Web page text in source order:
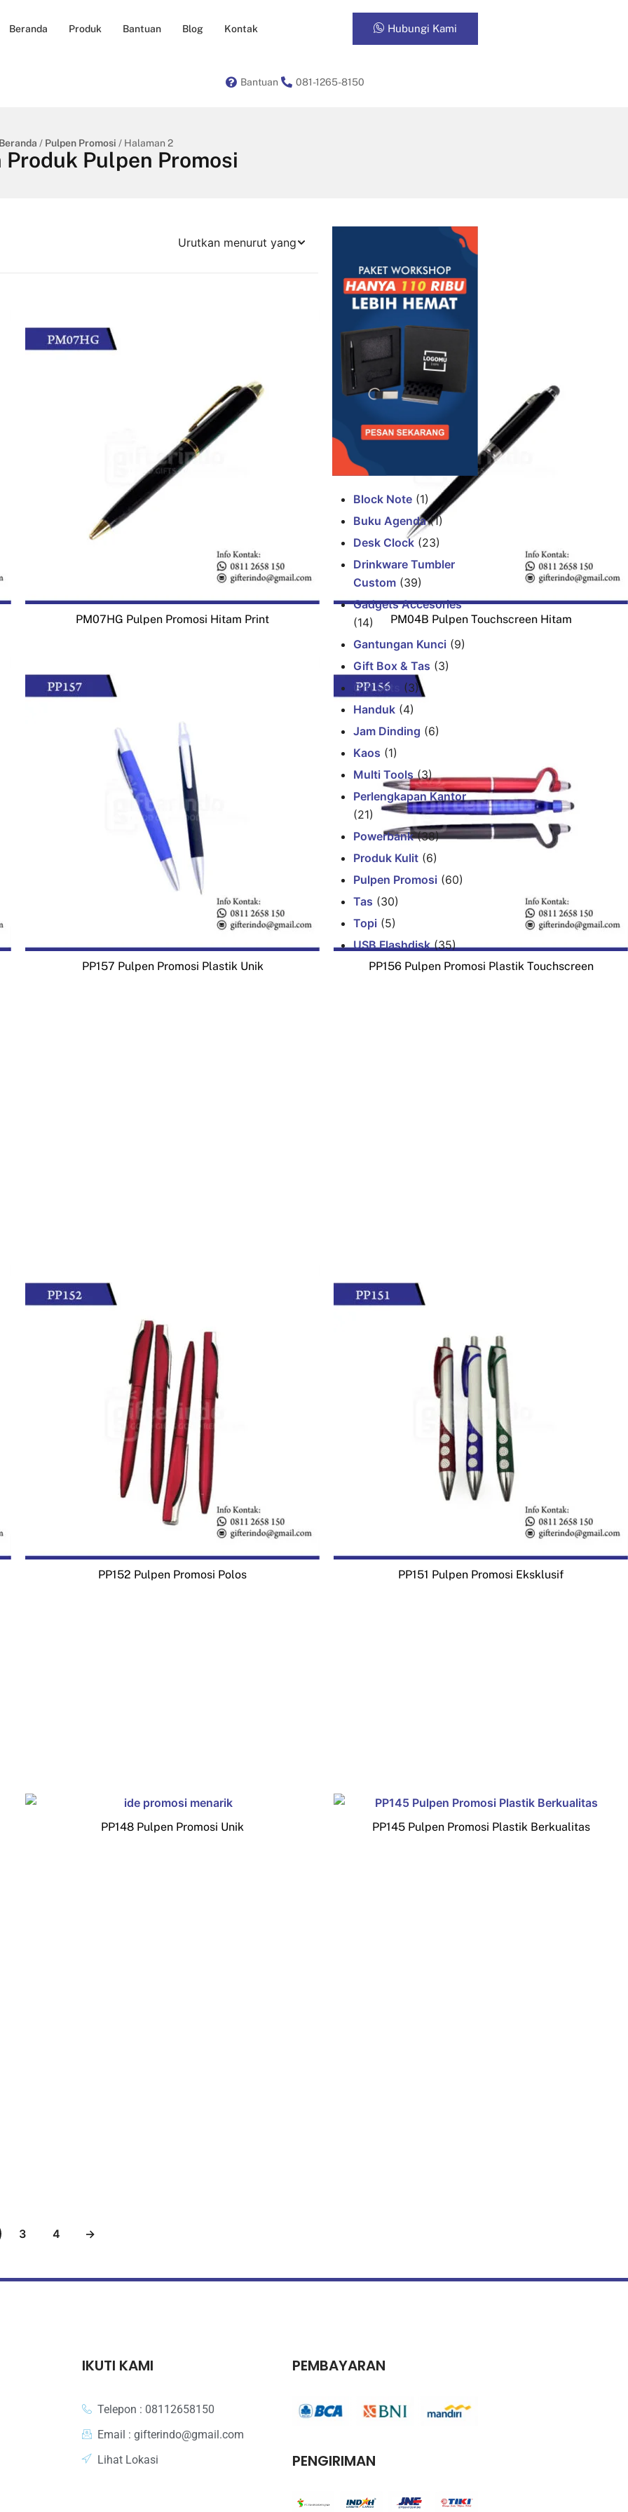
Beranda Produk Bantuan Blog Kontak Hubungi Kami
Bantuan 081-1265-8150
Beranda / Pulpen Promosi / Halaman 2
Produk Pulpen Promosi
PM07HG Pulpen Promosi Hitam Print PM04B Pulpen Touchscreen Hitam
PP157 Pulpen Promosi Plastik Unik PP156 Pulpen Promosi Plastik Touchscreen
PP152 Pulpen Promosi Polos PP151 Pulpen Promosi Eksklusif
PP148 Pulpen Promosi Unik PP145 Pulpen Promosi Plastik Berkualitas
3 4 →
Block Note (1)
Buku Agenda (1)
Desk Clock (23)
Drinkware Tumbler
Custom (39)
Gadgets Accesories
(14)
Gantungan Kunci (9)
Gift Box & Tas (3)
Gift Sets
(3)
Handuk (4)
Jam Dinding (6)
Kaos (1)
Multi Tools (3)
Perlengkapan Kantor
(21)
Powerbank (38)
Produk Kulit (6)
Pulpen Promosi (60)
Tas (30)
Topi (5)
USB Flashdisk (35)
IKUTI KAMI
Telepon : 08112658150
Email : gifterindo@gmail.com
Lihat Lokasi
PEMBAYARAN
PENGIRIMAN